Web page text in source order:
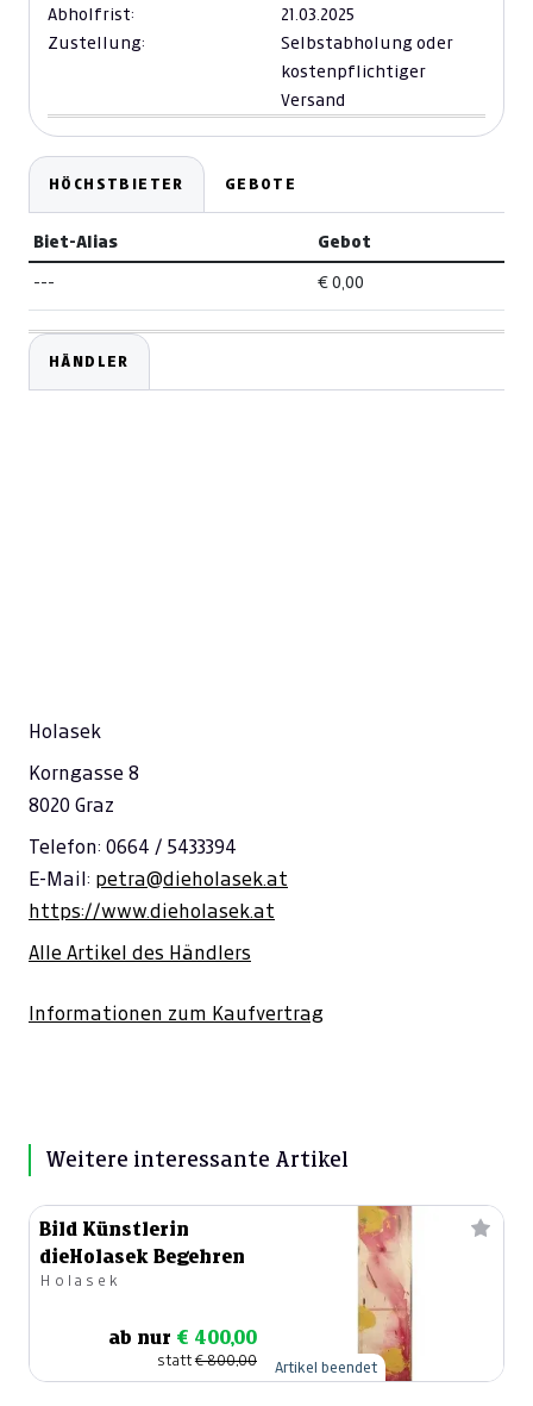
Abholfrist:
21.03.2025
Zustellung:
Selbstabholung oder
kostenpflichtiger
Versand
HÖCHSTBIETER GEBOTE
Biet-Alias Gebot
--- € 0,00
HÄNDLER
Holasek
Korngasse 8
8020 Graz
Telefon: 0664 / 5433394
E-Mail: petra@dieholasek.at
https://www.dieholasek.at
Alle Artikel des Händlers
Informationen zum Kaufvertrag
Weitere interessante Artikel
Bild Künstlerin
dieHolasek Begehren
Holasek
ab nur € 400,00
statt€ 800,00 Artikel beendet